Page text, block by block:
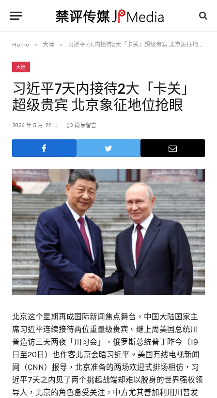
Home » 大陸 » 习近平7天内接待2大「卡关」超级贵宾 北京象征地位抢眼
大陸
习近平7天内接待2大「卡关」
超级贵宾 北京象征地位抢眼
2026 年 5 月 22 日 尚無留言
北京这个星期再成国际新闻焦点舞台，中国大陆国家主
席习近平连续接待两位重量级贵宾。继上周美国总统川
普造访三天两夜「川习会」，俄罗斯总统普丁昨今（19
日至20日）也作客北京会晤习近平。美国有线电视新闻
网（CNN）报导，北京准备的两场欢迎式排场相仿，习
近平7天之内见了两个挑起战端却难以脱身的世界强权领
导人，北京的角色备受关注，中方尤其善加利用川普发